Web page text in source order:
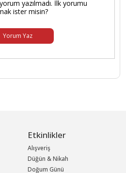
yazılmadı. İlk yorumu
ister misin?
Yorum Yaz
Etkinlikler
Alışveriş
Düğün & Nikah
Doğum Günü